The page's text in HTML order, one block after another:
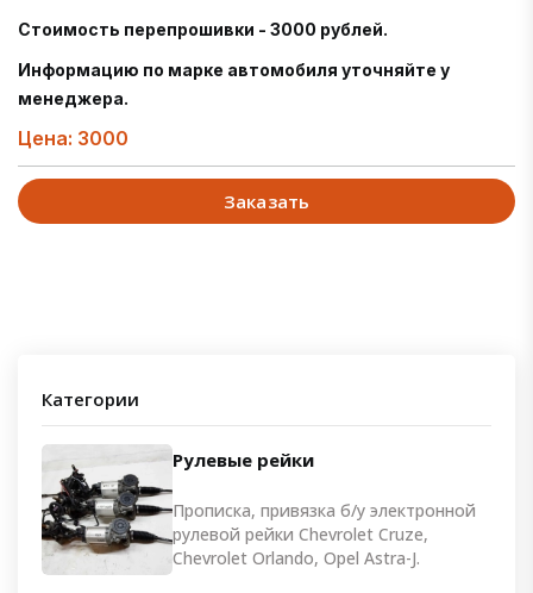
Стоимость перепрошивки - 3000 рублей.
Информацию по марке автомобиля уточняйте у
менеджера.
Цена: 3000
Заказать
Категории
Рулевые рейки
Прописка, привязка б/у электронной
рулевой рейки Chevrolet Cruze,
Chevrolet Orlando, Opel Astra-J.